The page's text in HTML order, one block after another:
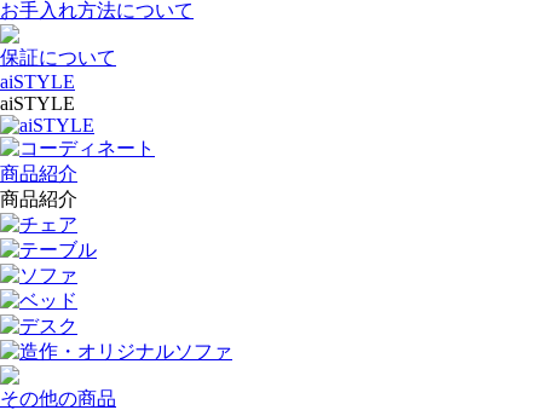
お手入れ方法について
保証について
aiSTYLE
aiSTYLE
aiSTYLE
コーディネート
商品紹介
商品紹介
チェア
テーブル
ソファ
ベッド
デスク
造作・オリジナルソファ
その他の商品